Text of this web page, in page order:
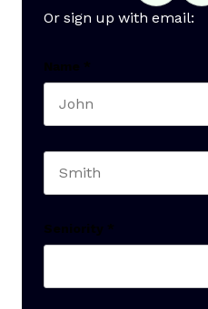
Or sign up with email:
Name *
Seniority *